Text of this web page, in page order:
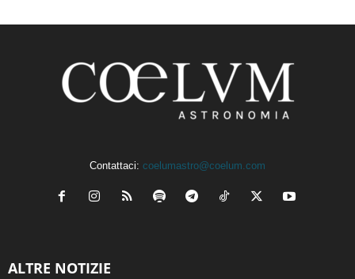
Contattaci: coelumastro@coelum.com
ALTRE NOTIZIE